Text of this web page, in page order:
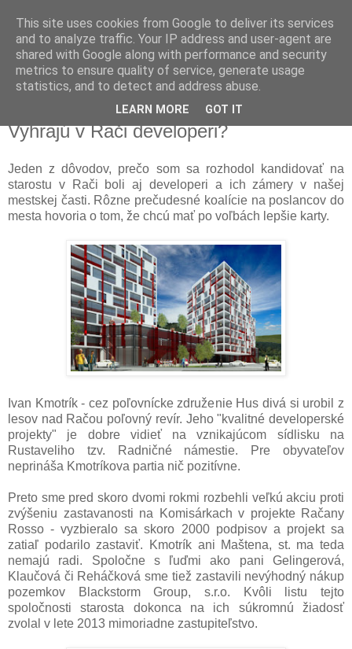
Michal Drotován
starosta mestskej časti Bratislava-Rača
Vyhrajú v Rači developeri?
Jeden z dôvodov, prečo som sa rozhodol kandidovať na
starostu v Rači boli aj developeri a ich zámery v našej
mestskej časti. Rôzne prečudesné koalície na poslancov do
mesta hovoria o tom, že chcú mať po voľbách lepšie karty.
Ivan Kmotrík - cez poľovnícke združenie Hus divá si urobil z
lesov nad Račou poľovný revír. Jeho "kvalitné developerské
projekty" je dobre vidieť na vznikajúcom sídlisku na
Rustaveliho tzv. Radničné námestie. Pre obyvateľov
neprináša Kmotríkova partia nič pozitívne.
Preto sme pred skoro dvomi rokmi rozbehli veľkú akciu proti
zvýšeniu zastavanosti na Komisárkach v projekte Račany
Rosso - vyzbieralo sa skoro 2000 podpisov a projekt sa
zatiaľ podarilo zastaviť. Kmotrík ani Maštena, st. ma teda
nemajú radi. Spoločne s ľuďmi ako pani Gelingerová,
Klaučová či Reháčková sme tiež zastavili nevýhodný nákup
pozemkov Blackstorm Group, s.r.o. Kvôli listu tejto
spoločnosti starosta dokonca na ich súkromnú žiadosť
zvolal v lete 2013 mimoriadne zastupiteľstvo.
This site uses cookies from Google to deliver its services
and to analyze traffic. Your IP address and user-agent are
shared with Google along with performance and security
metrics to ensure quality of service, generate usage
statistics, and to detect and address abuse.
LEARN MORE GOT IT